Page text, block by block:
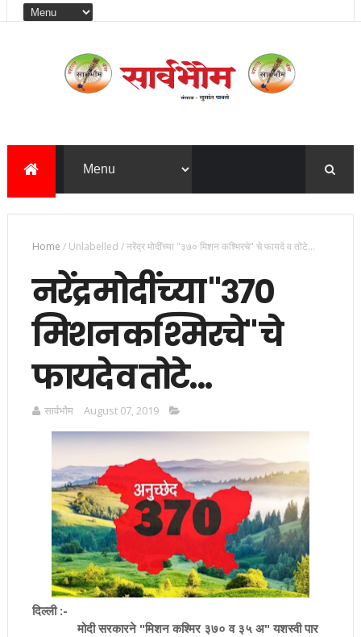
Home /Unlabelled /नरेंद्र मोदींच्या "३७० मिशन कश्मिरचे" चे फायदे व तोटे...
नरेंद्र मोदींच्या "३७०
मिशन कश्मिरचे" चे
फायदे व तोटे...
सार्वभाैम August 07, 2019
दिल्ली :-
मोदी सरकारने "मिशन कश्मिर ३७० व ३५ अ" यशस्वी पार